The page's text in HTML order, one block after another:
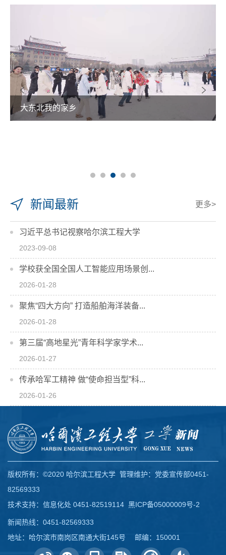
大东北我的家乡
新闻最新 更多>
习近平总书记视察哈尔滨工程大学
2023-09-08
学校获全国全国人工智能应用场景创...
2026-01-28
聚焦“四大方向” 打造船舶海洋装备...
2026-01-28
第三届“高地星光”青年科学家学术...
2026-01-27
传承哈军工精神 做“使命担当型”科...
2026-01-26
版权所有：©2020 哈尔滨工程大学 管理维护：党委宣传部0451-
82569333
技术支持：信息化处 0451-82519114 黑ICP备05000009号-2
新闻热线：0451-82569333
地址：哈尔滨市南岗区南通大街145号 邮编：150001